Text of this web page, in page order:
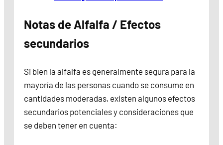
Notas de Alfalfa / Efectos
secundarios
Si bien la alfalfa es generalmente segura para la
mayoría de las personas cuando se consume en
cantidades moderadas, existen algunos efectos
secundarios potenciales y consideraciones que
se deben tener en cuenta: